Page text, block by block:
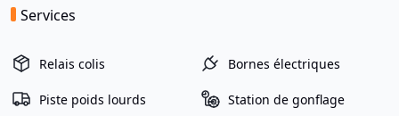
Services
Relais colis Bornes électriques
Piste poids lourds Station de gonflage